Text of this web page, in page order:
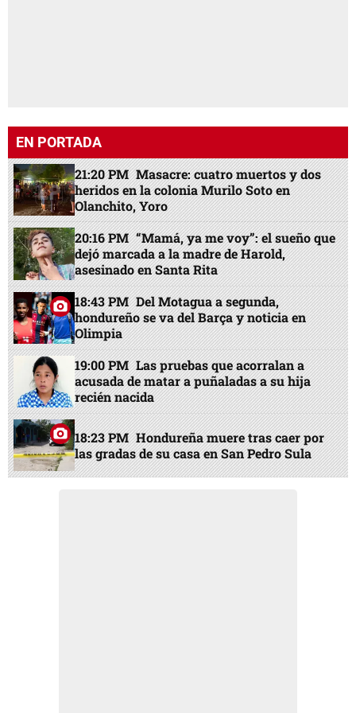
EN PORTADA
21:20 PM Masacre: cuatro muertos y dos
heridos en la colonia Murilo Soto en
Olanchito, Yoro
20:16 PM “Mamá, ya me voy”: el sueño que
dejó marcada a la madre de Harold,
asesinado en Santa Rita
18:43 PM Del Motagua a segunda,
hondureño se va del Barça y noticia en
Olimpia
19:00 PM Las pruebas que acorralan a
acusada de matar a puñaladas a su hija
recién nacida
18:23 PM Hondureña muere tras caer por
las gradas de su casa en San Pedro Sula